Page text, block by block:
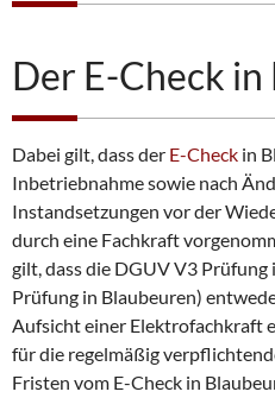
Der E-Check
Dabei gilt, dass der E-Check in
Inbetriebnahme sowie nach
Instandsetzungen vor der
durch eine Fachkraft
gilt, dass die DGUV V3
Prüfung in Blaubeuren)
Aufsicht einer Elektrofachkraft
für die regelmäßig
Fristen vom E-Check in